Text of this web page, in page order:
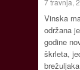
Vinska
održana
godine
škrleta,